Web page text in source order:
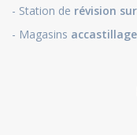
- Station de révision
- Magasins accastillage